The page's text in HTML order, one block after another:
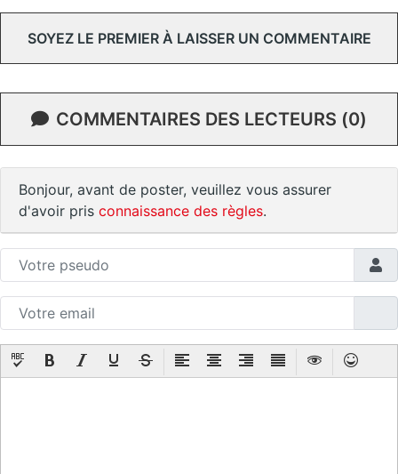
SOYEZ LE PREMIER À LAISSER UN COMMENTAIRE
COMMENTAIRES DES LECTEURS (0)
Bonjour, avant de poster, veuillez vous assurer
d'avoir pris connaissance des règles.